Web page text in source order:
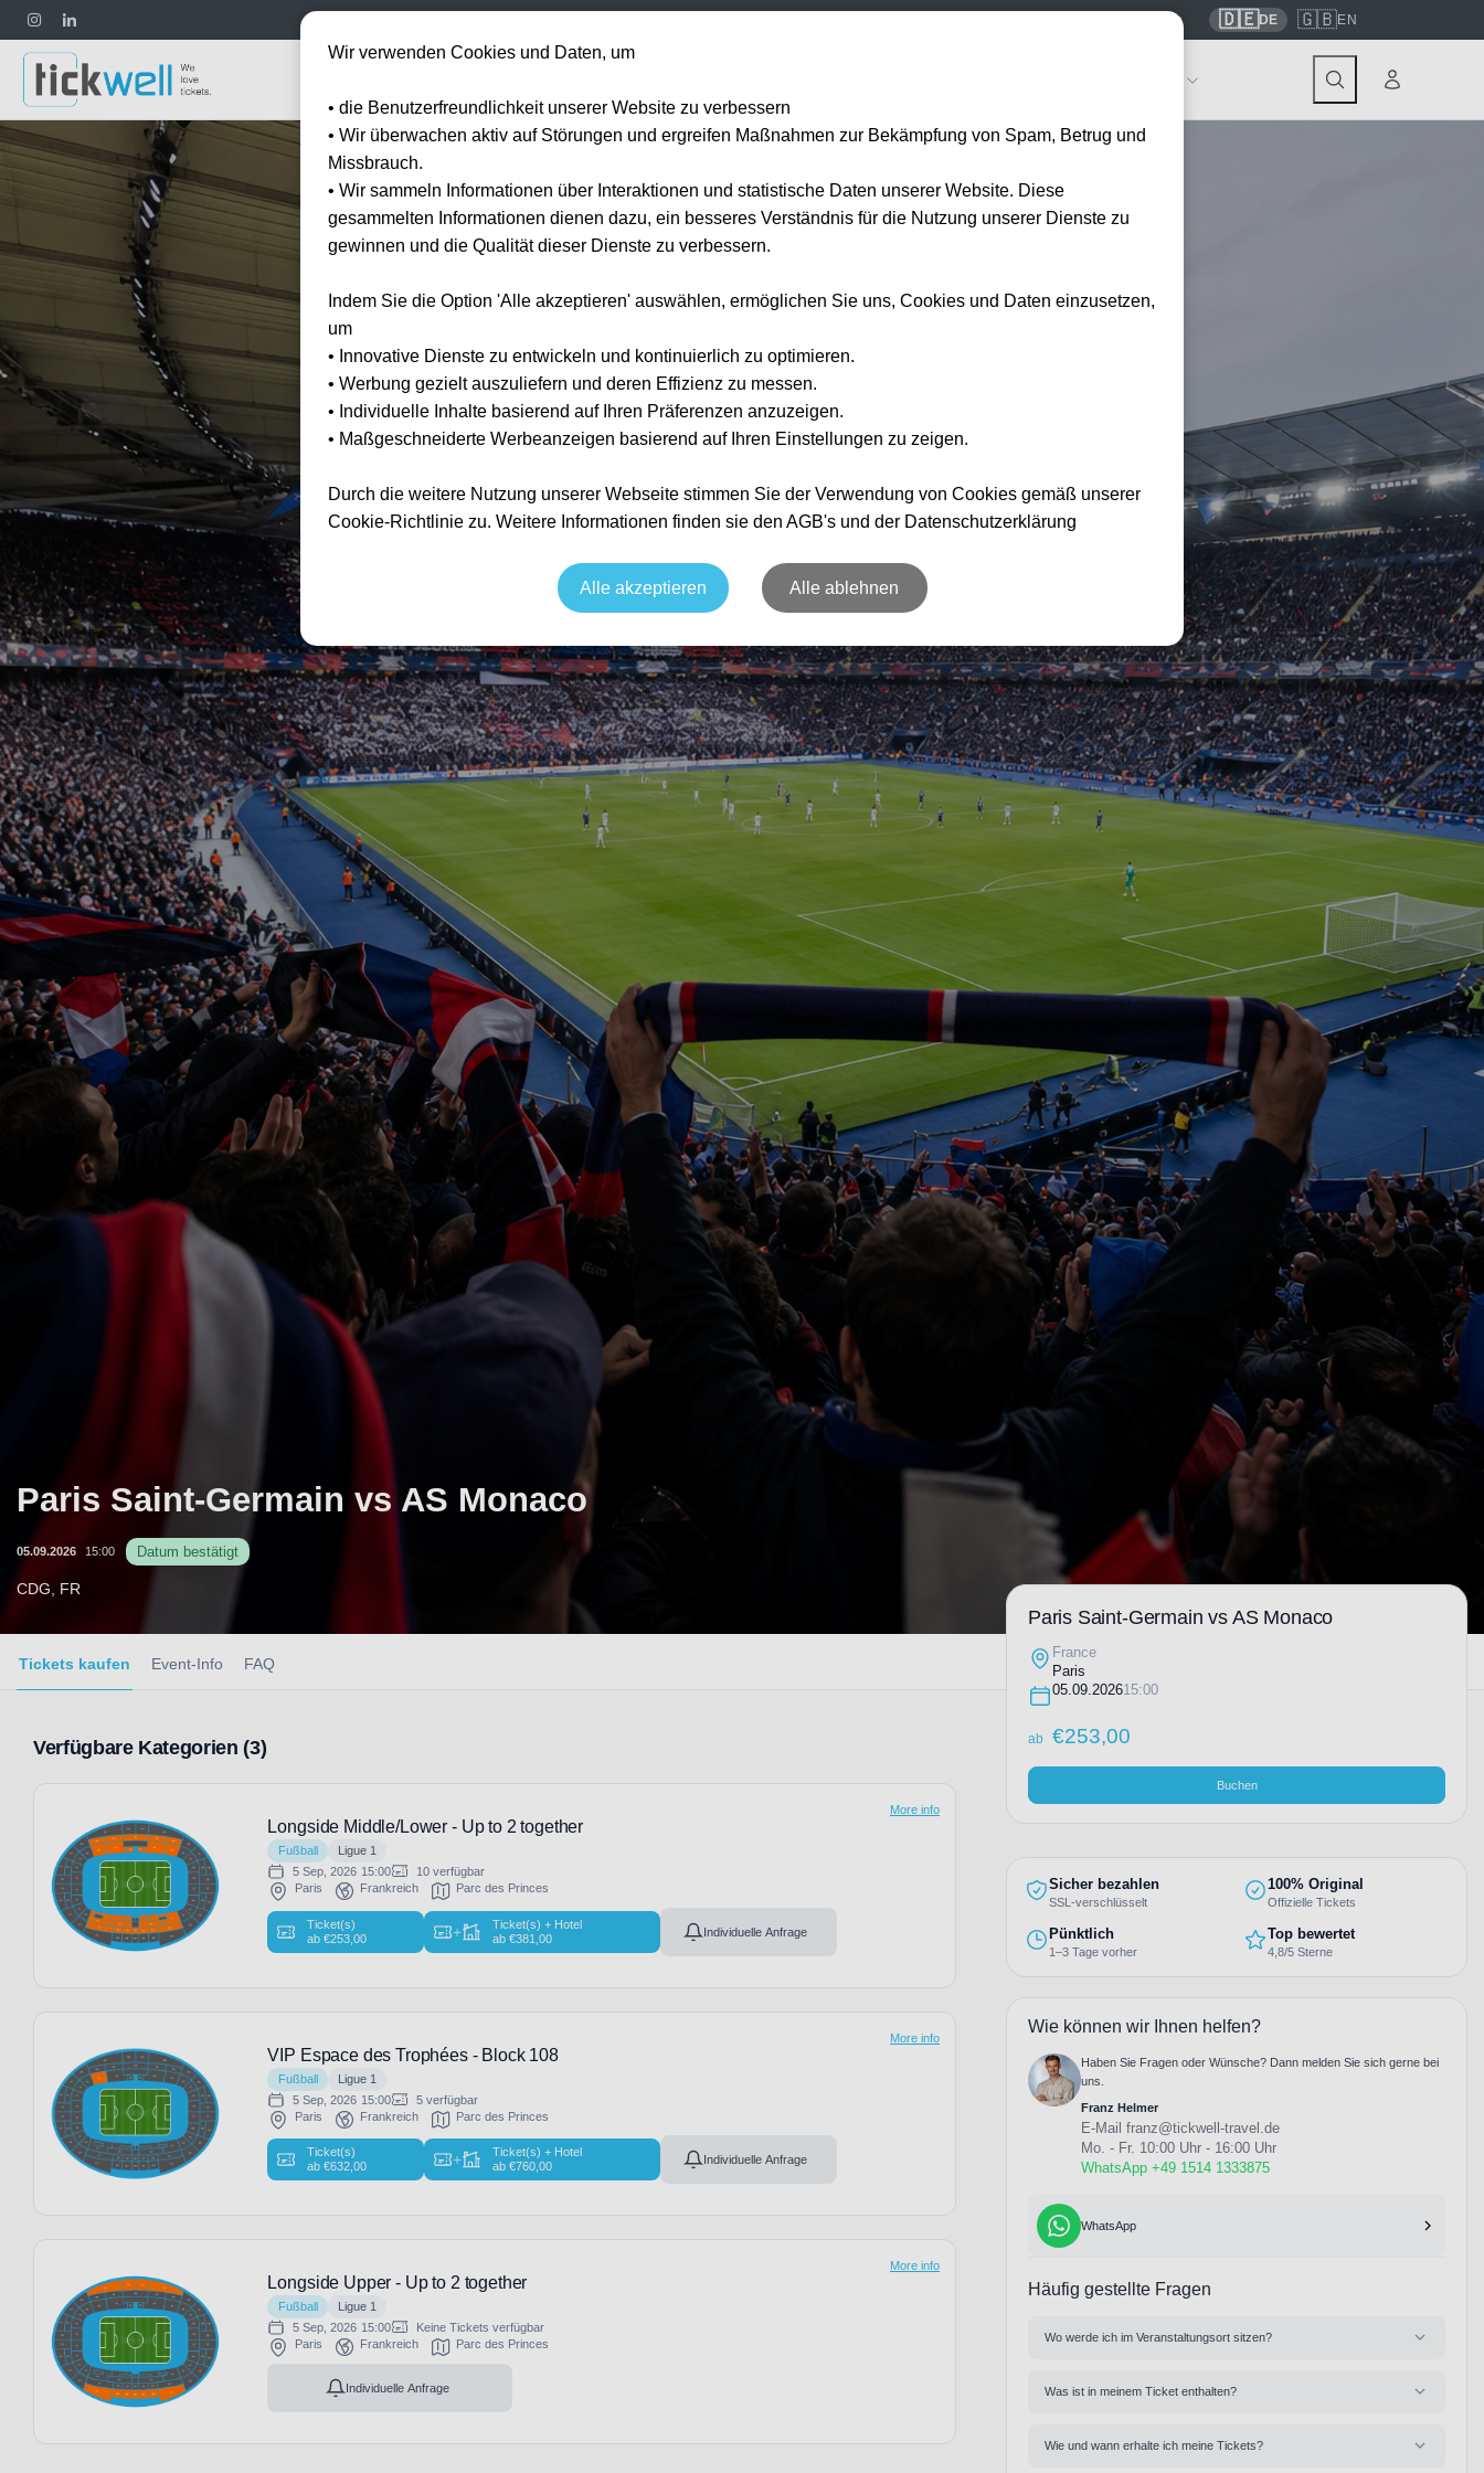
contact@tickwell-travel.de 🇩🇪DE 🇬🇧EN
Paris Saint-Germain vs AS Monaco
05.09.2026 15:00 Datum bestätigt
CDG, FR
Tickets kaufen Event-Info FAQ
Verfügbare Kategorien (3)
Longside Middle/Lower - Up to 2 together
Fußball
Ligue 1
5 Sep, 2026 15:00
10 verfügbar
Paris
Frankreich Parc des Princes
Ticket(s)
ab€253,00 +
Ticket(s) + Hotel
ab€381,00 Individuelle Anfrage
More info
VIP Espace des Trophées - Block 108
Fußball
Ligue 1
5 Sep, 2026 15:00
5 verfügbar
Paris
Frankreich Parc des Princes
Ticket(s)
ab€632,00 +
Ticket(s) + Hotel
ab€760,00 Individuelle Anfrage
More info
Longside Upper - Up to 2 together
Fußball
Ligue 1
5 Sep, 2026 15:00
Keine Tickets verfügbar
Paris
Frankreich Parc des Princes
Individuelle Anfrage
More info
Paris Saint-Germain vs AS Monaco
France
Paris
05.09.202615:00
ab €253,00
Buchen
Sicher bezahlen
SSL-verschlüsselt
100% Original
Offizielle Tickets
Pünktlich
1–3 Tage vorher
Top bewertet
4,8/5 Sterne
Wie können wir Ihnen helfen?
Haben Sie Fragen oder Wünsche? Dann melden Sie sich gerne bei
uns.
Franz Helmer
E-Mail franz@tickwell-travel.de
Mo. - Fr. 10:00 Uhr - 16:00 Uhr
WhatsApp +49 1514 1333875
WhatsApp
Häufig gestellte Fragen
Wo werde ich im Veranstaltungsort sitzen?
Was ist in meinem Ticket enthalten?
Wie und wann erhalte ich meine Tickets?
Wir verwenden Cookies und Daten, um
• die Benutzerfreundlichkeit unserer Website zu verbessern
• Wir überwachen aktiv auf Störungen und ergreifen Maßnahmen zur Bekämpfung von Spam, Betrug und
Missbrauch.
• Wir sammeln Informationen über Interaktionen und statistische Daten unserer Website. Diese
gesammelten Informationen dienen dazu, ein besseres Verständnis für die Nutzung unserer Dienste zu
gewinnen und die Qualität dieser Dienste zu verbessern.
Indem Sie die Option 'Alle akzeptieren' auswählen, ermöglichen Sie uns, Cookies und Daten einzusetzen,
um
• Innovative Dienste zu entwickeln und kontinuierlich zu optimieren.
• Werbung gezielt auszuliefern und deren Effizienz zu messen.
• Individuelle Inhalte basierend auf Ihren Präferenzen anzuzeigen.
• Maßgeschneiderte Werbeanzeigen basierend auf Ihren Einstellungen zu zeigen.
Durch die weitere Nutzung unserer Webseite stimmen Sie der Verwendung von Cookies gemäß unserer
Cookie-Richtlinie zu. Weitere Informationen finden sie den AGB's und der Datenschutzerklärung
Alle akzeptieren Alle ablehnen